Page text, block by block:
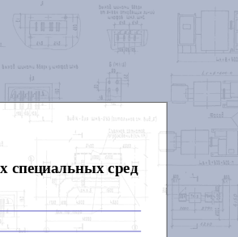
специальных сред